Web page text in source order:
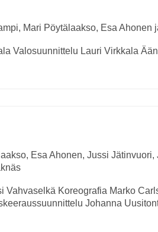
Mari Pöytälaakso, Esa Ahonen
Valosuunnittelu Lauri Virkkala
Esa Ahonen, Jussi
Vahvaselkä Koreografia Marko
Johanna